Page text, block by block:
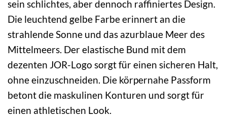
sein schlichtes, aber dennoch raffiniertes Design.
Die leuchtend gelbe Farbe erinnert an die
strahlende Sonne und das azurblaue Meer des
Mittelmeers. Der elastische Bund mit dem
dezenten JOR-Logo sorgt für einen sicheren Halt,
ohne einzuschneiden. Die körpernahe Passform
betont die maskulinen Konturen und sorgt für
einen athletischen Look.